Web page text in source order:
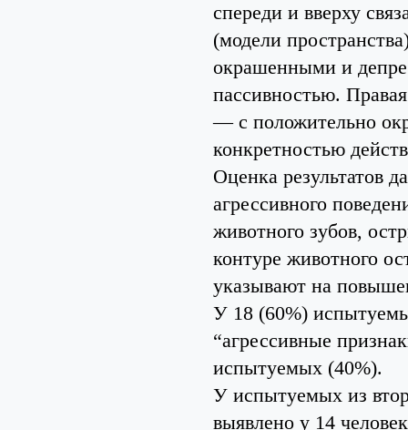
спереди и вверху
(модели
окрашенными и
пассивностью.
— с положительно
конкретностью
Оценка результатов
агрессивного
животного зубов,
контуре животного
указывают на
У 18 (60%)
“агрессивные
испытуемых (40%).
У испытуемых из
выявлено у 14